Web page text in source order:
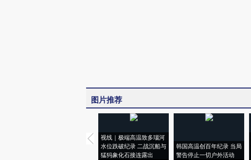
图片推荐
视线｜极端高温致多瑙河
水位跌破纪录 二战沉船与
猛犸象化石接连露出
韩国高温创百年纪录 当局
警告停止一切户外活动